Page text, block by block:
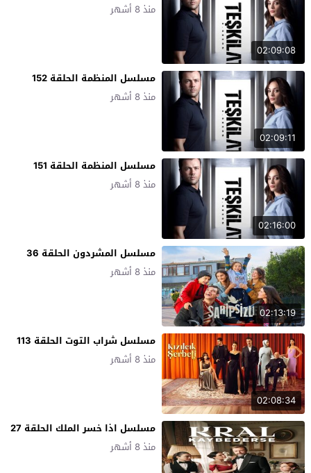
02:09:08
منذ 8 أشهر
02:09:11
مسلسل المنظمة الحلقة 152
منذ 8 أشهر
02:16:00
مسلسل المنظمة الحلقة 151
منذ 8 أشهر
02:13:19
مسلسل المشردون الحلقة 36
منذ 8 أشهر
02:08:34
مسلسل شراب التوت الحلقة 113
منذ 8 أشهر
مسلسل اذا خسر الملك الحلقة 27
منذ 8 أشهر